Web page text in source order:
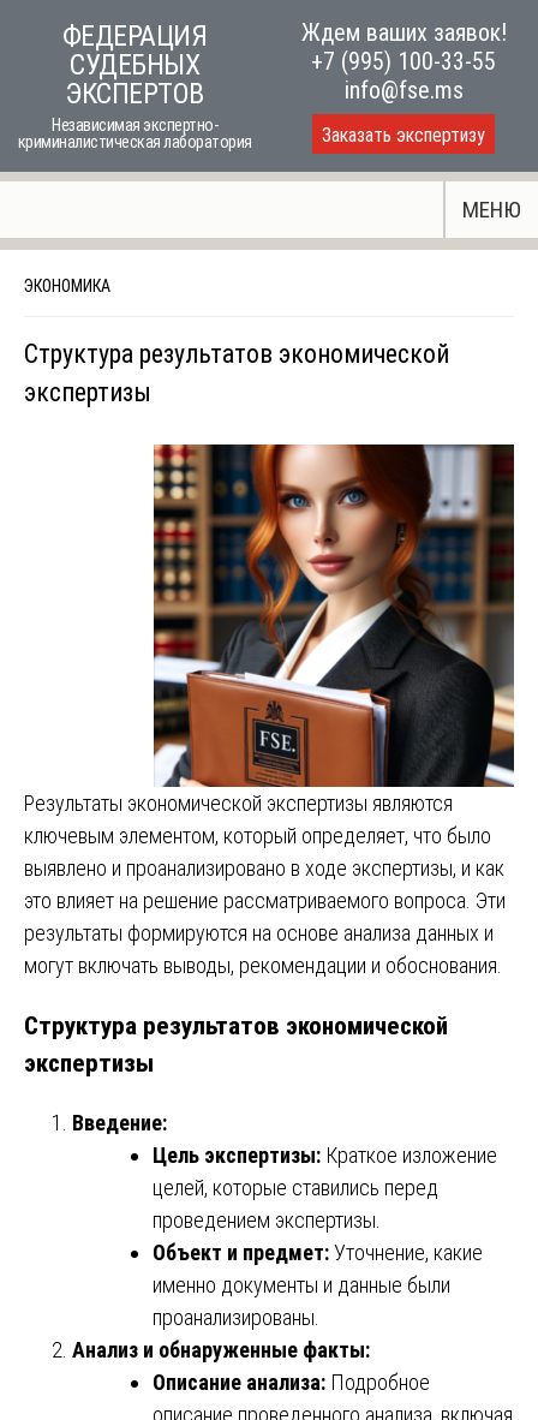
ФЕДЕРАЦИЯ
СУДЕБНЫХ
ЭКСПЕРТОВ
Независимая экспертно-
криминалистическая лаборатория
Ждем ваших заявок!
+7 (995) 100-33-55
info@fse.ms
Заказать экспертизу
МЕНЮ
ЭКОНОМИКА
Структура результатов экономической
экспертизы
Результаты экономической экспертизы являются
ключевым элементом, который определяет, что было
выявлено и проанализировано в ходе экспертизы, и как
это влияет на решение рассматриваемого вопроса. Эти
результаты формируются на основе анализа данных и
могут включать выводы, рекомендации и обоснования.
Структура результатов экономической
экспертизы
Введение:
Цель экспертизы: Краткое изложение
целей, которые ставились перед
проведением экспертизы.
Объект и предмет:Уточнение, какие
именно документы и данные были
проанализированы.
Анализ и обнаруженные факты:
Описание анализа: Подробное
описание проведенного анализа, включая